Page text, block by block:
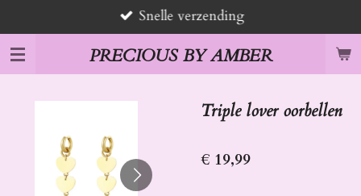
direct
naar
de
hoofdinhoud
PRECIOUS BY AMBER
Snelle verzending
Triple lover oorbellen
€ 19,99